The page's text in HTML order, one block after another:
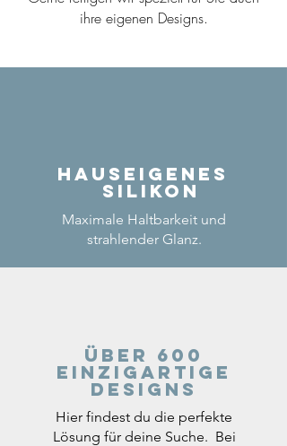
ihre eigenen Designs.
Hauseigenes
Silikon
Maximale Haltbarkeit und
strahlender Glanz.
Über 600
einzigartige
Designs
Hier findest du die perfekte
Lösung für deine Suche. Bei